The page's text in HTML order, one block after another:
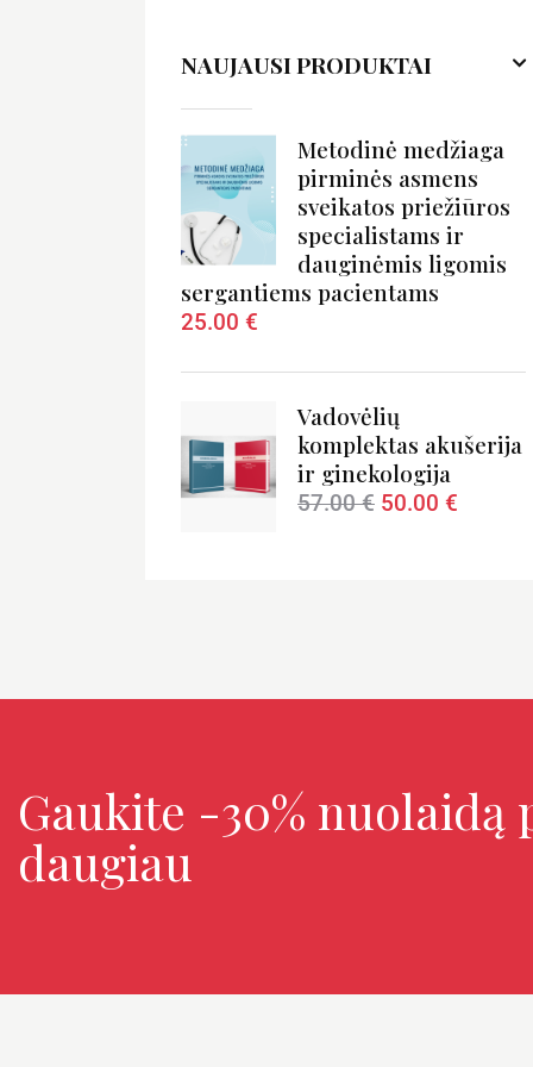
NAUJAUSI PRODUKTAI
Metodinė medžiaga
pirminės asmens
sveikatos priežiūros
specialistams ir
dauginėmis ligomis
sergantiems pacientams
25.00 €
Vadovėlių
komplektas akušerija
ir ginekologija
57.00€ 50.00 €
Gaukite -30% nuolaidą
daugiau